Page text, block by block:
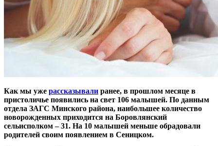
Как мы уже рассказывали ранее, в прошлом месяце в
пристоличье появились на свет 106 малышей. По данным
отдела ЗАГС Минского района, наибольшее количество
новорожденных приходится на Боровлянский
сельисполком – 31. На 10 малышей меньше обрадовали
родителей своим появлением в Сеницком.